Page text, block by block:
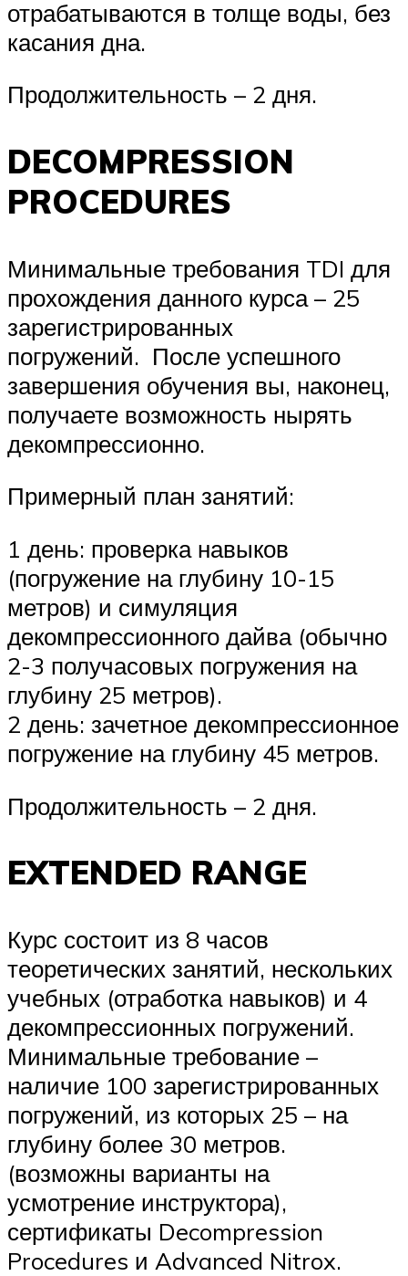
отрабатываются в толще воды, без
касания дна.
Продолжительность – 2 дня.
DECOMPRESSION
PROCEDURES
Минимальные требования TDI для
прохождения данного курса – 25
зарегистрированных
погружений. После успешного
завершения обучения вы, наконец,
получаете возможность нырять
декомпрессионно.
Примерный план занятий:
1 день: проверка навыков
(погружение на глубину 10-15
метров) и симуляция
декомпрессионного дайва (обычно
2-3 получасовых погружения на
глубину 25 метров).
2 день: зачетное декомпрессионное
погружение на глубину 45 метров.
Продолжительность – 2 дня.
EXTENDED RANGE
Курс состоит из 8 часов
теоретических занятий, нескольких
учебных (отработка навыков) и 4
декомпрессионных погружений.
Минимальные требование –
наличие 100 зарегистрированных
погружений, из которых 25 – на
глубину более 30 метров.
(возможны варианты на
усмотрение инструктора),
сертификаты Decompression
Procedures и Advanced Nitrox.